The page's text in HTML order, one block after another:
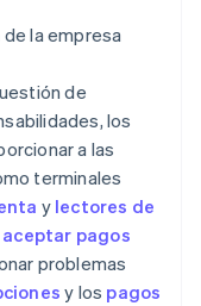
la empresa
de
los
a las
terminales
y lectores de
aceptar pagos
problemas
y los pagos